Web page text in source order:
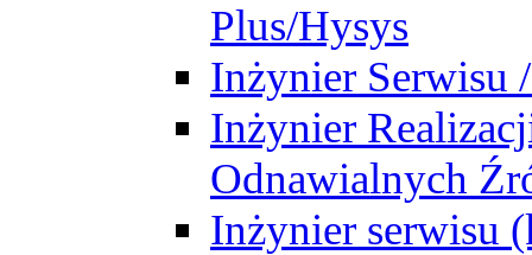
Plus/Hysys
Inżynier Serwisu
Inżynier
Odnawialnych
Inżynier serwisu